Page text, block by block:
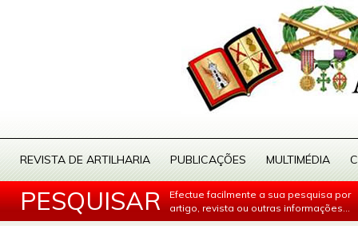
REVISTA DE ARTILHARIA PUBLICAÇÕES MULTIMÉDIA
PESQUISAR
Efectue facilmente a sua pesquisa por
artigo, revista ou outras informações...